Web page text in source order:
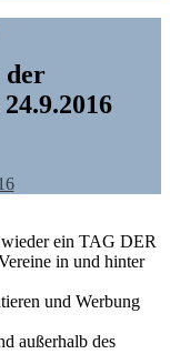
der
ein TAG DER
in und hinter
und Werbung
außerhalb des